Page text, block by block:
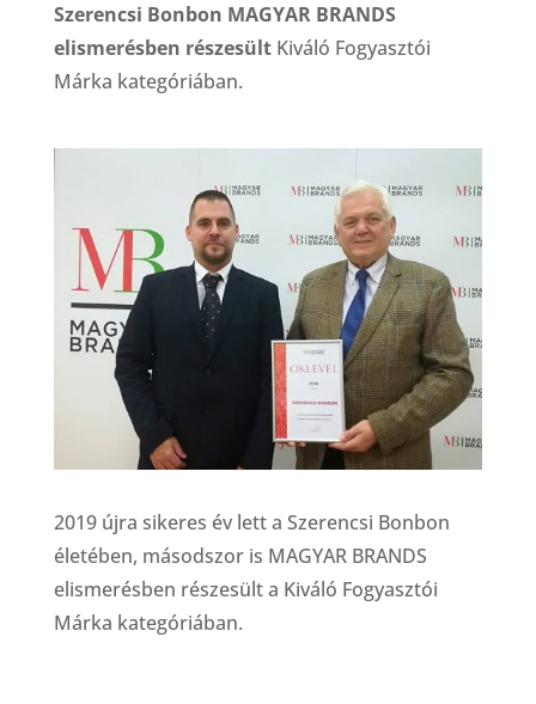
Szerencsi Bonbon MAGYAR BRANDS
elismerésben részesültKiváló Fogyasztói
Márka kategóriában.
2019 újra sikeres év lett a Szerencsi Bonbon
életében, másodszor is MAGYAR BRANDS
elismerésben részesült a Kiváló Fogyasztói
Márka kategóriában.